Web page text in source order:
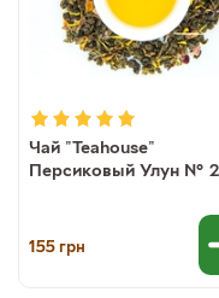
Чай "Teahouse"
Персиковый Улун №
155грн